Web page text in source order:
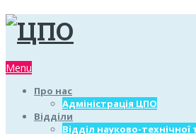
Menu
Про нас
Адміністрація ЦПО
Відділи
Відділ науково-технічної